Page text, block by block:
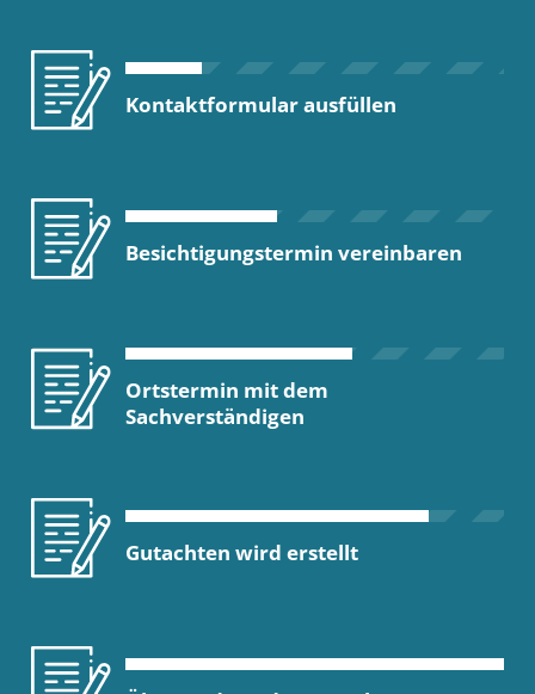
Kontaktformular ausfüllen
Besichtigungstermin vereinbaren
Ortstermin mit dem
Sachverständigen
Gutachten wird erstellt